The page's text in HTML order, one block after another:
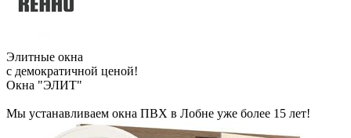
Элитные окна
с демократичной ценой!
Окна "ЭЛИТ"
Мы устанавливаем окна ПВХ в Лобне уже более 15 лет!